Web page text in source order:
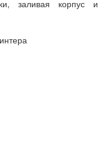
заливая корпус и